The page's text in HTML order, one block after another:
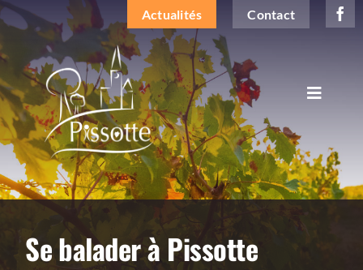
Passer
au
contenu
Actualités Contact
Toggle
DÉCOUVRIR LA COMMUNE
VIVRE À PISSOTTE
LA MAIRIE ET VOUS
Se balader à Pissotte